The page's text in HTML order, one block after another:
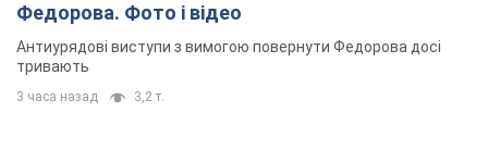
Федорова. Фото і відео
Антиурядові виступи з вимогою повернути Федорова досі
тривають
3 часа назад 3,2 т.